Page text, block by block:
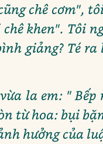
chê cơm",
khen". Tôi
giảng? Té
la em: "
từ hoa: bụi
hưởng của